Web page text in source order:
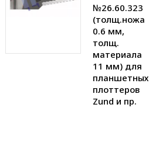
№26.60.323
(толщ.ножа
0.6 мм,
толщ.
материала
11 мм) для
планшетных
плоттеров
Zund и пр.